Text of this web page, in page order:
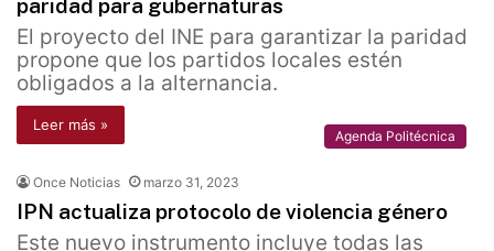
paridad para gubernaturas
El proyecto del INE para garantizar la paridad
propone que los partidos locales estén
obligados a la alternancia.
Leer más »
Agenda Politécnica
Once Noticias marzo 31, 2023
IPN actualiza protocolo de violencia género
Este nuevo instrumento incluye todas las